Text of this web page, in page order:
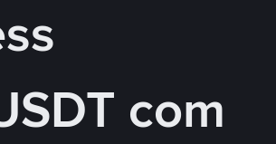
com